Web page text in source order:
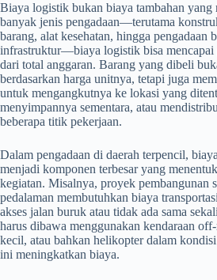
Biaya logistik bukan biaya tambahan yang
banyak jenis pengadaan—terutama
barang, alat kesehatan, hingga pengadaan
infrastruktur—biaya logistik bisa mencapai
dari total anggaran. Barang yang dibeli
berdasarkan harga unitnya, tetapi juga
untuk mengangkutnya ke lokasi yang
menyimpannya sementara, atau
beberapa titik pekerjaan.
Dalam pengadaan di daerah terpencil,
menjadi komponen terbesar yang
kegiatan. Misalnya, proyek pembangunan
pedalaman membutuhkan biaya
akses jalan buruk atau tidak ada sama
harus dibawa menggunakan kendaraan
kecil, atau bahkan helikopter dalam
ini meningkatkan biaya.